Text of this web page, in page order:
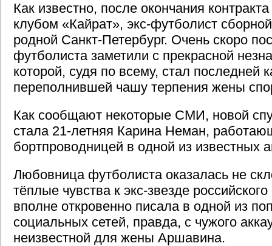
Как известно, после окончания
клубом «Кайрат», экс-футболист
родной Санкт-Петербург. Очень скоро
футболиста заметили с прекрасной
которой, судя по всему, стал последней
переполнившей чашу терпения жены
Как сообщают некоторые СМИ, новой
стала 21-летняя Карина Неман,
бортпроводницей в одной из известных
Любовница футболиста оказалась не
тёплые чувства к экс-звезде
вполне откровенно писала в одной из
социальных сетей, правда, с чужого
неизвестной для жены Аршавина.